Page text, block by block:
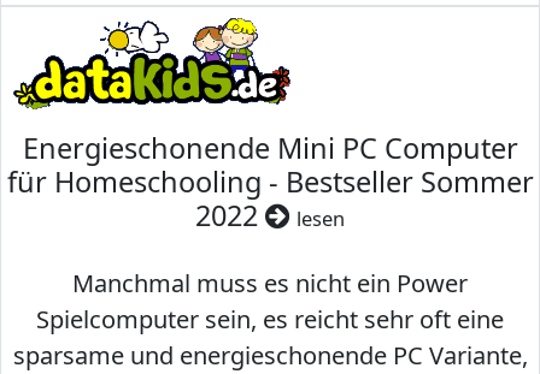
Energieschonende Mini PC Computer
für Homeschooling - Bestseller Sommer
2022
lesen
Manchmal muss es nicht ein Power
Spielcomputer sein, es reicht sehr oft eine
sparsame und energieschonende PC Variante,